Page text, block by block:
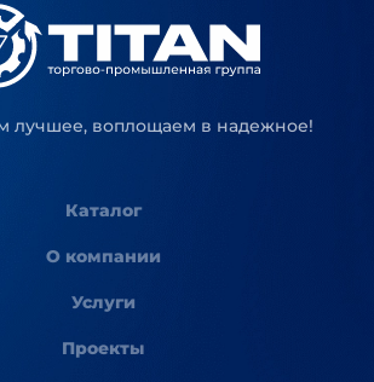
лучшее, воплощаем в надежное!
Каталог
О компании
Услуги
Проекты